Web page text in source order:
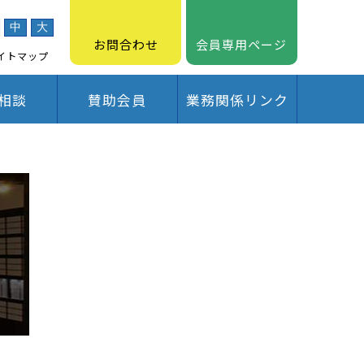
中 大
トマップ
お問合わせ 会員専用ページ
談 賛助会員 業務関係リンク